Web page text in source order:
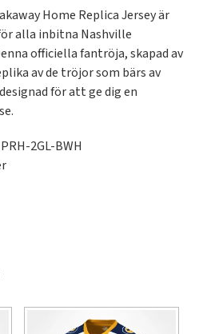
Home Replica Jersey är
alla inbitna Nashville
officiella fantröja, skapad av
av de tröjor som bärs av
för att ge dig en
2GL-BWH